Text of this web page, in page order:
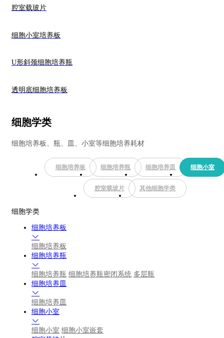
腔室载玻片
细胞小室培养板
U形斜颈细胞培养瓶
透明底细胞培养板
细胞学类
细胞培养板、瓶、皿、小室等细胞培养耗材
细胞培养板 细胞培养瓶 细胞培养皿 细胞小室
腔室载玻片 其他细胞学类
细胞学类
细胞培养板
细胞培养板
细胞培养瓶
细胞培养瓶 细胞培养瓶密闭系统 多层瓶
细胞培养皿
细胞培养皿
细胞小室
细胞小室 细胞小室嵌套